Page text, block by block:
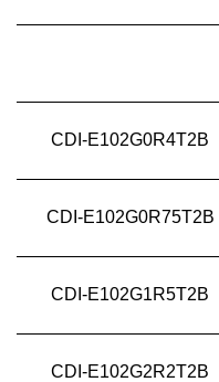
CDI-E102G0R4T2B
CDI-E102G0R75T2B
CDI-E102G1R5T2B
CDI-E102G2R2T2B